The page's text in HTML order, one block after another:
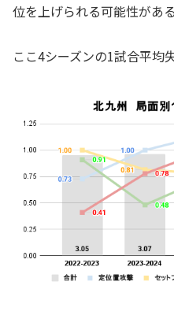
位を上げられる可能性があ
ここ4シーズンの1試合平均